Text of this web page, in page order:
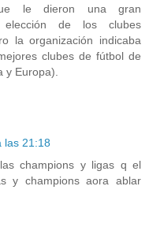
le dieron una gran
de los clubes
la organización indicaba
clubes de fútbol de
y Europa).
las 21:18
champions y ligas q el
y champions aora ablar